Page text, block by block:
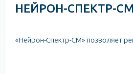
НЕЙРОН-СПЕКТР-СМ
«Нейрон-Спектр-СМ» позволяет